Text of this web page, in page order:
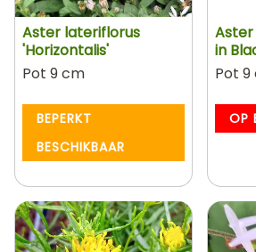
Aster lateriflorus
'Horizontalis'
Pot 9 cm
BEPERKT
BESCHIKBAAR
in
Pot
OP